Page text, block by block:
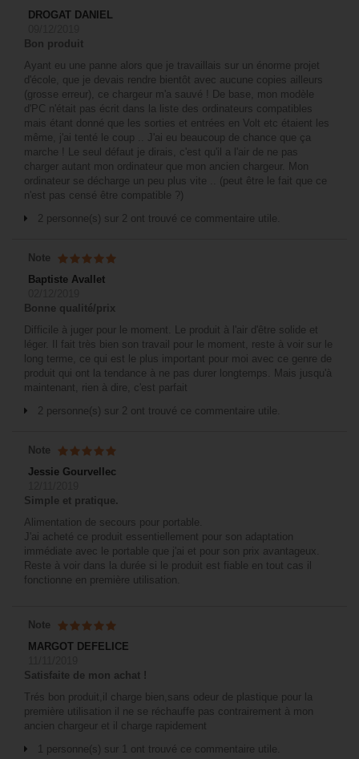
DROGAT DANIEL
Bon produit
Ayant eu une panne alors que je travaillais sur un énorme projet
d'école, que je devais rendre bientôt avec aucune copies ailleurs
(grosse erreur), ce chargeur m'a sauvé ! De base, mon modèle
d'PC n'était pas écrit dans la liste des ordinateurs compatibles
mais étant donné que les sorties et entrées en Volt etc étaient les
même, j'ai tenté le coup .. J'ai eu beaucoup de chance que ça
marche ! Le seul défaut je dirais, c'est qu'il a l'air de ne pas
charger autant mon ordinateur que mon ancien chargeur. Mon
ordinateur se décharge un peu plus vite .. (peut être le fait que ce
n'est pas censé être compatible ?)
2 personne(s) sur 2 ont trouvé ce commentaire utile.
Note
Baptiste Avallet
Bonne qualité/prix
Difficile à juger pour le moment. Le produit à l'air d'être solide et
léger. Il fait très bien son travail pour le moment, reste à voir sur le
long terme, ce qui est le plus important pour moi avec ce genre de
produit qui ont la tendance à ne pas durer longtemps. Mais jusqu'à
maintenant, rien à dire, c'est parfait
2 personne(s) sur 2 ont trouvé ce commentaire utile.
Note
Jessie Gourvellec
Simple et pratique.
Alimentation de secours pour portable.
J'ai acheté ce produit essentiellement pour son adaptation
immédiate avec le portable que j'ai et pour son prix avantageux.
Reste à voir dans la durée si le produit est fiable en tout cas il
fonctionne en première utilisation.
Note
MARGOT DEFELICE
Satisfaite de mon achat !
Trés bon produit,il charge bien,sans odeur de plastique pour la
première utilisation il ne se réchauffe pas contrairement à mon
ancien chargeur et il charge rapidement
1 personne(s) sur 1 ont trouvé ce commentaire utile.